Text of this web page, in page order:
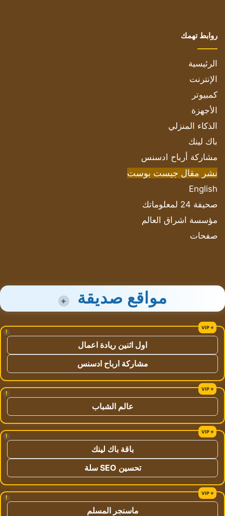
روابط تهمك
الرئيسية
الإنترنت
كمبيوتر
الأجهزة
الذكاء المنزلي
باك لينك
مشاركة أرباح ادسنس
نشر مقال جيست بوست
English
صحيفة 24 لمعلوماتك
مؤسسة اشراق العالم
صفحات
مواقع صديقة +
!
اول اثنين ريادة اعمال
مشاركة ارباح ادسنس
!
عالم الشباب
!
باقة باك لينك
تحسين SEO سلة
!
ماسنجر المسلم